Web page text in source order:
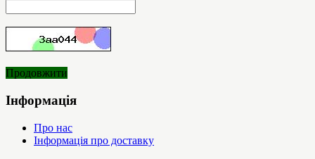
Продовжити
Інформація
Про нас
Інформація про доставку